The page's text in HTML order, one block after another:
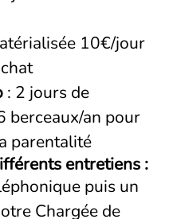
10€/jour
: 2 jours de
berceaux/an pour
parentalité
entretiens :
puis un
Chargée de